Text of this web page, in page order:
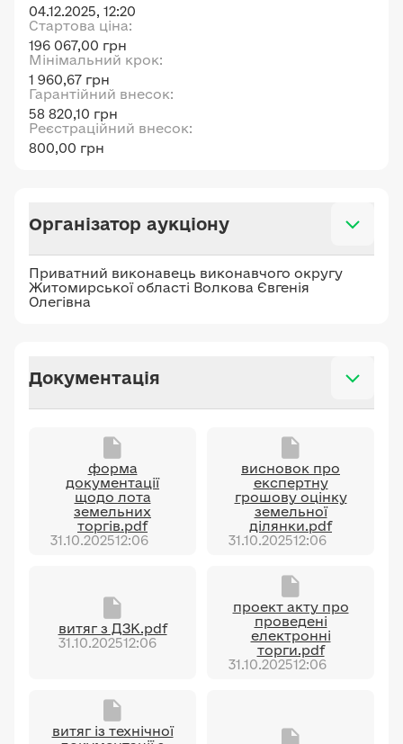
04.12.2025, 12:20
Стартова ціна:
196 067,00 грн
Мінімальний крок:
1 960,67 грн
Гарантійний внесок:
58 820,10 грн
Реєстраційний внесок:
800,00 грн
Організатор аукціону
Приватний виконавець виконавчого округу
Житомирської області Волкова Євгенія
Олегівна
Документація
форма
документації
щодо лота
земельних
торгів.pdf
31.10.202512:06
висновок про
експертну
грошову оцінку
земельної
ділянки.pdf
31.10.202512:06
витяг з ДЗК.pdf
31.10.202512:06
проект акту про
проведені
електронні
торги.pdf
31.10.202512:06
витяг із технічної